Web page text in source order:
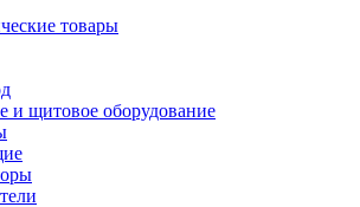
товары
и щитовое оборудование